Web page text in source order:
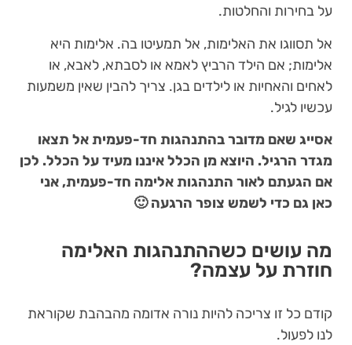
על בחירות והחלטות.
אל תסווגו את האלימות, אל תמעיטו בה. אלימות היא
אלימות; אם הילד הרביץ לאמא או לסבתא, לאבא, או
לאחים והאחיות או לילדים בגן. צריך להבין שאין משמעות
עכשיו לגיל.
אסייג שאם מדובר בהתנהגות חד-פעמית אל תצאו
מגדר הרגיל. היוצא מן הכלל איננו מעיד על הכלל. לכן
אם הגעתם לאור התנהגות אלימה חד-פעמית, אני
כאן גם כדי לשמש צופר הרגעה 🙂
מה עושים כשההתנהגות האלימה
חוזרת על עצמה?
קודם כל זו צריכה להיות נורה אדומה מהבהבת שקוראת
לנו לפעול.